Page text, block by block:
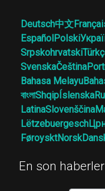
Deutsch中文
EspañolPolski
Srpskohrvatski
SvenskaČeština
Bahasa Melayu
বাংলাShqipÍslenska
LatinaSlovenščina
Lëtzebuergesch
FøroysktNorsk
En son